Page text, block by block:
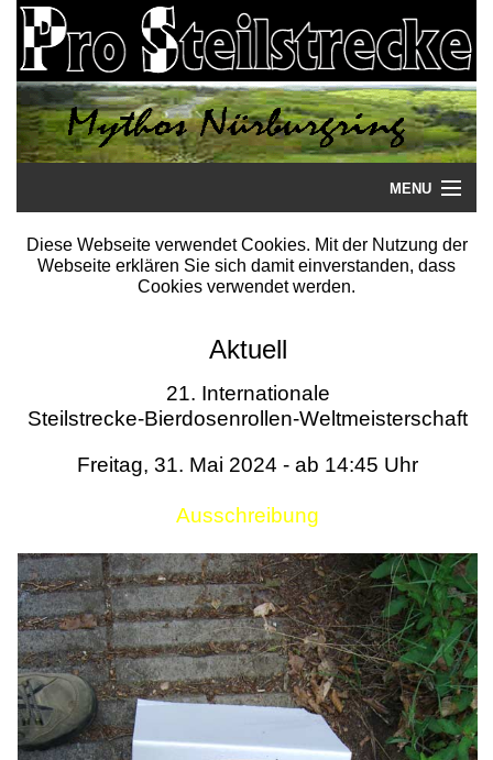
MENU
Startseite
Literatur
Termine
Diese Webseite verwendet Cookies. Mit der Nutzung der
Webseite erklären Sie sich damit einverstanden, dass
Cookies verwendet werden.
Aktuell
21. Internationale
Steilstrecke-Bierdosenrollen-Weltmeisterschaft
Freitag, 31. Mai 2024 - ab 14:45 Uhr
Ausschreibung